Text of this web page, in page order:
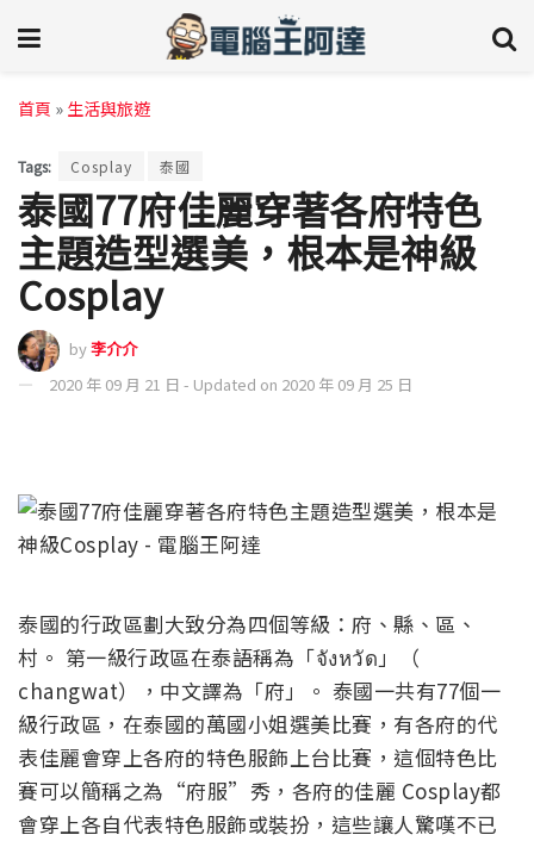
首頁 » 生活與旅遊
Tags: Cosplay 泰國
泰國77府佳麗穿著各府特色
主題造型選美，根本是神級
Cosplay
by李介介
2020 年 09 月 21 日 - Updated on 2020 年 09 月 25 日
泰國的行政區劃大致分為四個等級：府、縣、區、
村。 第一級行政區在泰語稱為「จังหวัด」（
changwat），中文譯為「府」。 泰國一共有77個一
級行政區，在泰國的萬國小姐選美比賽，有各府的代
表佳麗會穿上各府的特色服飾上台比賽，這個特色比
賽可以簡稱之為“府服”秀，各府的佳麗 Cosplay都
會穿上各自代表特色服飾或裝扮，這些讓人驚嘆不已